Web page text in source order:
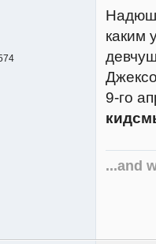
каким
9-го
...and